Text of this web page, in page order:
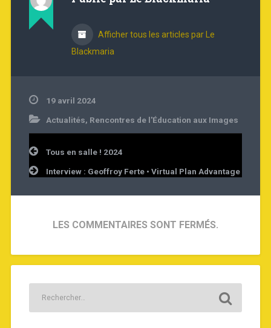
Afficher tous les articles par Le
Blackmaria
19 avril 2024
Actualités, Rencontres de l'Éducation aux Images
Navigation
de
l’article
Tous en salle ! 2024
Interview : Geoffroy Ferte • Virtual Plan Advantage
LES COMMENTAIRES SONT FERMÉS.